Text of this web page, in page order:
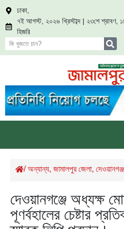
ঢাকা,
৭ই আগস্ট, ২০২৬ খ্রিস্টাব্দ | ২৩শে শ্রাবণ,
হিজরি
/অন্যান্য, জামালপুর জেলা, দেওয়ানগঞ্জ
দেওয়ানগঞ্জে অধ্যক্ষ
পূণর্বহালের চেষ্টার